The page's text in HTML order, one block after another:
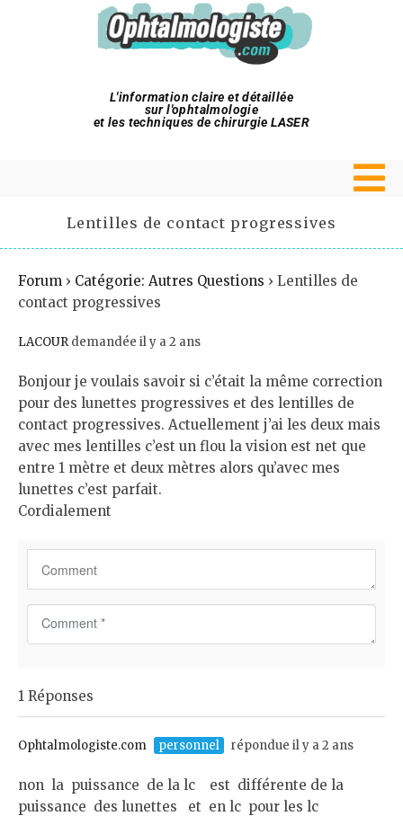
L'information claire et détaillée
sur l'ophtalmologie
et les techniques de chirurgie LASER
Lentilles de contact progressives
Forum › Catégorie: Autres Questions › Lentilles de
contact progressives
LACOURdemandée il y a 2 ans
Bonjour je voulais savoir si c’était la même correction
pour des lunettes progressives et des lentilles de
contact progressives. Actuellement j’ai les deux mais
avec mes lentilles c’est un flou la vision est net que
entre 1 mètre et deux mètres alors qu’avec mes
lunettes c’est parfait.
Cordialement
e
n
t
1 Réponses
Ophtalmologiste.com personnel répondue il y a 2 ans
non la puissance de la lc est différente de la
puissance des lunettes et en lc pour les lc